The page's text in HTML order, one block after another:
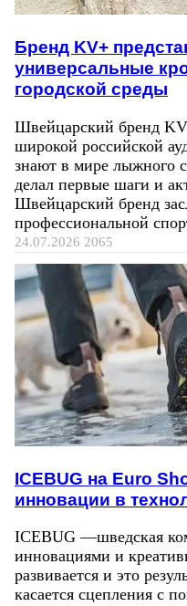
Бренд KV+
универсальные
городской среды
Швейцарский бренд
широкой российской
знают в мире лыжного
делал первые шаги и
Швейцарский бренд
профессиональной
24.07.2026 2065
ICEBUG на Euro
инновации в
ICEBUG —шведская
инновациями и
развивается и это
касается сцепления с